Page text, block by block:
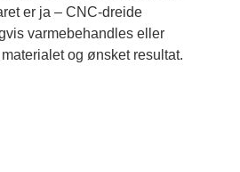
er ja – CNC-dreide
varmebehandles eller
og ønsket resultat.